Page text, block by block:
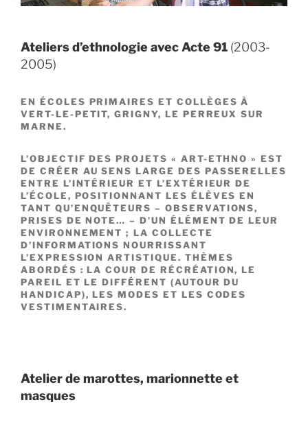
Ateliers d’ethnologie avec Acte 91 (2003-
2005)
EN ÉCOLES PRIMAIRES ET COLLÈGES À
VERT-LE-PETIT, GRIGNY, LE PERREUX SUR
MARNE.
L’OBJECTIF DES PROJETS « ART-ETHNO » EST
DE CRÉER AU SENS LARGE DES PASSERELLES
ENTRE L’INTÉRIEUR ET L’EXTÉRIEUR DE
L’ÉCOLE, POSITIONNANT LES ÉLÈVES EN
TANT QU’ENQUÊTEURS – OBSERVATIONS,
PRISES DE NOTE… – D’UN ÉLÉMENT DE LEUR
ENVIRONNEMENT ; LA COLLECTE
D’INFORMATIONS NOURRISSANT
L’EXPRESSION ARTISTIQUE. THÈMES
ABORDÉS : LA COUR DE RÉCRÉATION, LE
PAREIL ET LE DIFFÉRENT (AUTOUR DU
HANDICAP), LES MODES ET LES CODES
VESTIMENTAIRES.
Atelier de marottes, marionnette et
masques